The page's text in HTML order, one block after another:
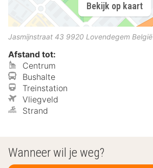
Bekijk op kaart
Jasmijnstraat 43 9920 Lovendegem België
Afstand tot:
Centrum
Bushalte
Treinstation
Vliegveld
Strand
Wanneer wil je weg?